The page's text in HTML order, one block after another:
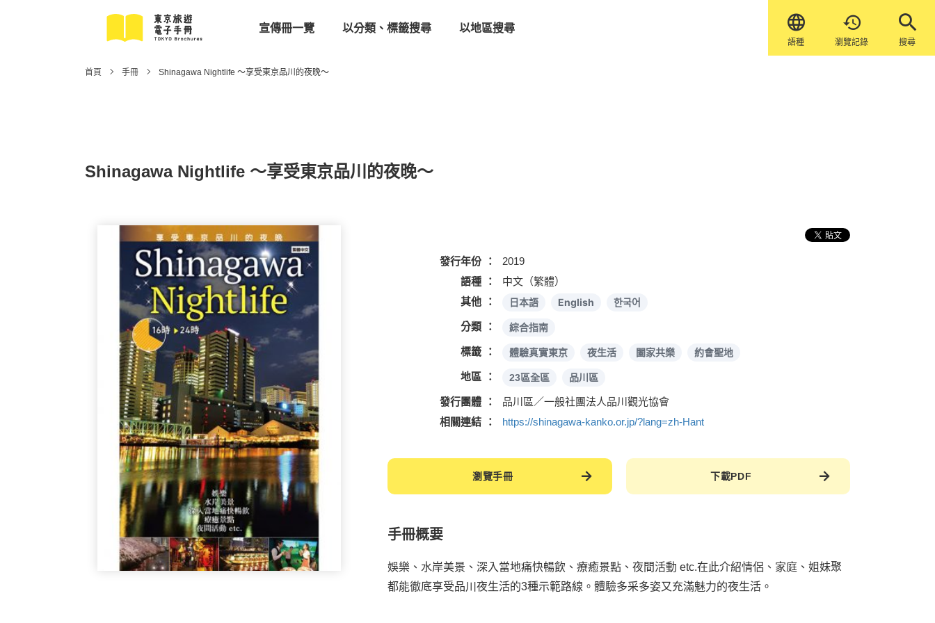

語種

瀏覽記錄 搜尋
宣傳冊一覽 以分類、標籤搜尋 以地區搜尋
首頁 手冊 Shinagawa Nightlife ～享受東京品川的夜晚～
Shinagawa Nightlife ～享受東京品川的夜晚～
發行年份
2019
語種
中文（繁體）
其他
日本語 English 한국어
分類 綜合指南
標籤 體驗真實東京 夜生活 闔家共樂 約會聖地
地區 23區全區 品川區
發行團體
品川區／一般社團法人品川觀光協會
相關連結
https://shinagawa-kanko.or.jp/?lang=zh-Hant
瀏覽手冊 下載PDF
手冊概要
娛樂、水岸美景、深入當地痛快暢飲、療癒景點、夜間活動 etc.在此介紹情侶、家庭、姐妹聚
都能徹底享受品川夜生活的3種示範路線。體驗多采多姿又充滿魅力的夜生活。